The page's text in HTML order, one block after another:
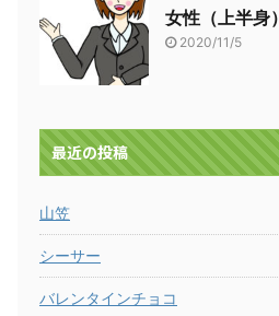
女性（上半身）
2020/11/5
最近の投稿
山笠
シーサー
バレンタインチョコ